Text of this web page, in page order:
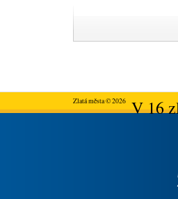
Zlatá města © 2026V 16